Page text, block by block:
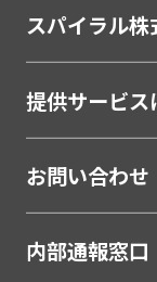
定を行
10 当
（
お客様
の送受
Webサ
技術（
て、お
利用状
スパイラル株
提供サービス
お問い合わせ
内部通報窓口